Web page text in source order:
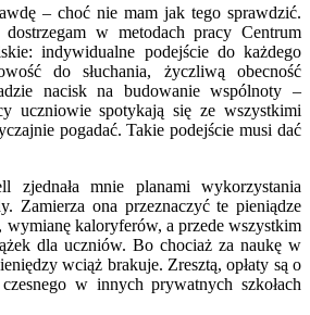
– choć nie mam jak tego sprawdzić.
w metodach pracy Centrum
indywidualne podejście do każdego
do słuchania, życzliwą obecność
nacisk na budowanie wspólnoty –
uczniowie spotykają się ze wszystkimi
pogadać. Takie podejście musi dać
zjednała mnie planami wykorzystania
Zamierza ona przeznaczyć te pieniądze
wymianę kaloryferów, a przede wszystkim
dla uczniów. Bo chociaż za naukę w
wciąż brakuje. Zresztą, opłaty są o
w innych prywatnych szkołach